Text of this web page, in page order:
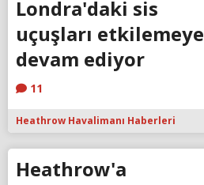
Londra'daki sis
uçuşları etkilemeye
devam ediyor
11
Heathrow Havalimanı Haberleri
Heathrow'a